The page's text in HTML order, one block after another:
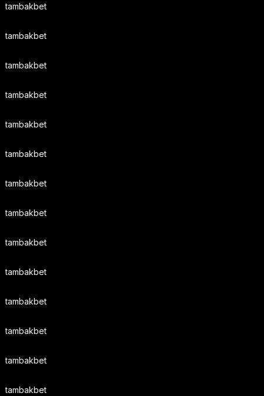
tambakbet
tambakbet
tambakbet
tambakbet
tambakbet
tambakbet
tambakbet
tambakbet
tambakbet
tambakbet
tambakbet
tambakbet
tambakbet
tambakbet